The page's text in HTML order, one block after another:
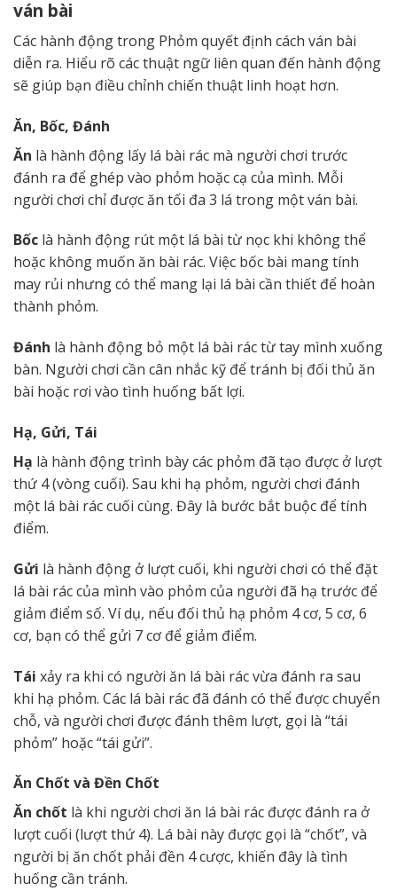
ván bài
Các hành động trong Phỏm quyết định cách ván bài
diễn ra. Hiểu rõ các thuật ngữ liên quan đến hành động
sẽ giúp bạn điều chỉnh chiến thuật linh hoạt hơn.
Ăn, Bốc, Đánh
Ăn là hành động lấy lá bài rác mà người chơi trước
đánh ra để ghép vào phỏm hoặc cạ của mình. Mỗi
người chơi chỉ được ăn tối đa 3 lá trong một ván bài.
Bốc là hành động rút một lá bài từ nọc khi không thể
hoặc không muốn ăn bài rác. Việc bốc bài mang tính
may rủi nhưng có thể mang lại lá bài cần thiết để hoàn
thành phỏm.
Đánh là hành động bỏ một lá bài rác từ tay mình xuống
bàn. Người chơi cần cân nhắc kỹ để tránh bị đối thủ ăn
bài hoặc rơi vào tình huống bất lợi.
Hạ, Gửi, Tái
Hạ là hành động trình bày các phỏm đã tạo được ở lượt
thứ 4 (vòng cuối). Sau khi hạ phỏm, người chơi đánh
một lá bài rác cuối cùng. Đây là bước bắt buộc để tính
điểm.
Gửi là hành động ở lượt cuối, khi người chơi có thể đặt
lá bài rác của mình vào phỏm của người đã hạ trước để
giảm điểm số. Ví dụ, nếu đối thủ hạ phỏm 4 cơ, 5 cơ, 6
cơ, bạn có thể gửi 7 cơ để giảm điểm.
Tái xảy ra khi có người ăn lá bài rác vừa đánh ra sau
khi hạ phỏm. Các lá bài rác đã đánh có thể được chuyển
chỗ, và người chơi được đánh thêm lượt, gọi là “tái
phỏm” hoặc “tái gửi”.
Ăn Chốt và Đền Chốt
Ăn chốt là khi người chơi ăn lá bài rác được đánh ra ở
lượt cuối (lượt thứ 4). Lá bài này được gọi là “chốt”, và
người bị ăn chốt phải đền 4 cược, khiến đây là tình
huống cần tránh.